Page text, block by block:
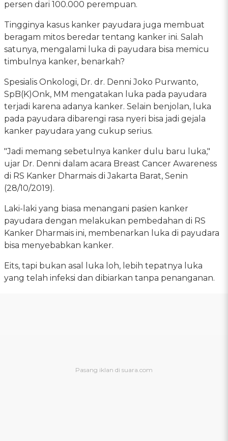
persen dari 100.000 perempuan.
Tingginya kasus kanker payudara juga membuat
beragam mitos beredar tentang kanker ini. Salah
satunya, mengalami luka di payudara bisa memicu
timbulnya kanker, benarkah?
Spesialis Onkologi, Dr. dr. Denni Joko Purwanto,
SpB(K)Onk, MM mengatakan luka pada payudara
terjadi karena adanya kanker. Selain benjolan, luka
pada payudara dibarengi rasa nyeri bisa jadi gejala
kanker payudara yang cukup serius.
"Jadi memang sebetulnya kanker dulu baru luka,"
ujar Dr. Denni dalam acara Breast Cancer Awareness
di RS Kanker Dharmais di Jakarta Barat, Senin
(28/10/2019).
Laki-laki yang biasa menangani pasien kanker
payudara dengan melakukan pembedahan di RS
Kanker Dharmais ini, membenarkan luka di payudara
bisa menyebabkan kanker.
Eits, tapi bukan asal luka loh, lebih tepatnya luka
yang telah infeksi dan dibiarkan tanpa penanganan.